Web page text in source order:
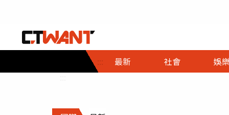
::: 最新 社會
社會首頁
時事
調查
娛樂
娛樂首頁
即時
財經首頁
熱線
政